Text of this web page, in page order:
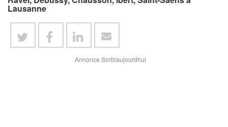
Lausanne
Annonce Sortiraujourdhui